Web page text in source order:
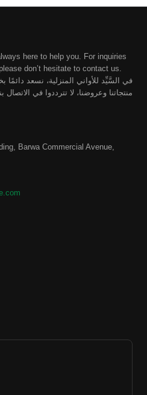
here to help you. For inquiries
don’t hesitate to contact us.
في السَّيِّد للأواني المنزلية، نسعد
منتجاتنا وعروضنا، لا تترددوا في الاتصال
Barwa Commercial Avenue,